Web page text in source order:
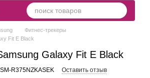
Фитнес-трекеры
Fit E Black
Galaxy Fit E Black
R375NZKASEK Оставить отзыв